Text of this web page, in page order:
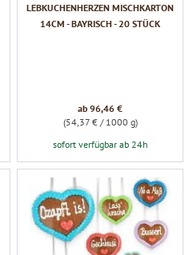
LEBKUCHENHERZEN MISCHKARTON
14CM - BAYRISCH - 20 STÜCK
ab 96,46 €
(54,37 € / 1000 g)
sofort verfügbar ab 24h